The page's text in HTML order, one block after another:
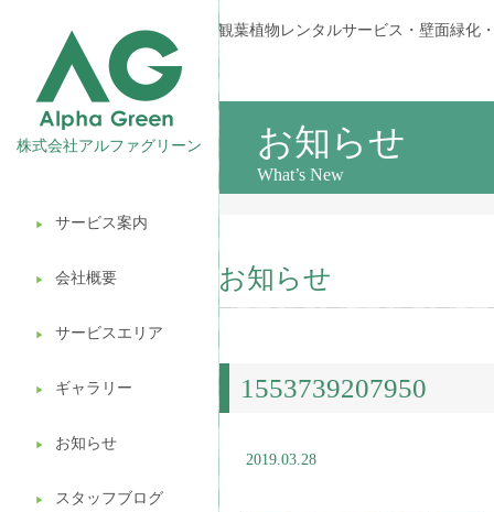
株式会社アルファグリーン
▶︎ サービス案内
▶︎ 会社概要
▶︎ サービスエリア
▶︎ ギャラリー
▶︎ お知らせ
▶︎ スタッフブログ
観葉植物レンタル
壁面緑化
ギフト販売
造園ガーデニング
植木処分
観葉植物レンタルサービス・壁面緑化
お知らせ
What’s New
お知らせ
1553739207950
2019.03.28